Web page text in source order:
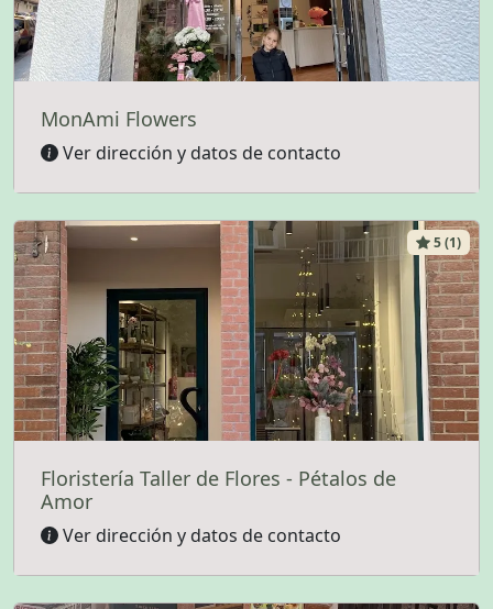
MonAmi Flowers
Ver dirección y datos de contacto
5 (1)
Floristería Taller de Flores - Pétalos de
Amor
Ver dirección y datos de contacto